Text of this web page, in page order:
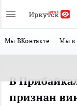
Мы ВКонтакте Мы в
​В
признан